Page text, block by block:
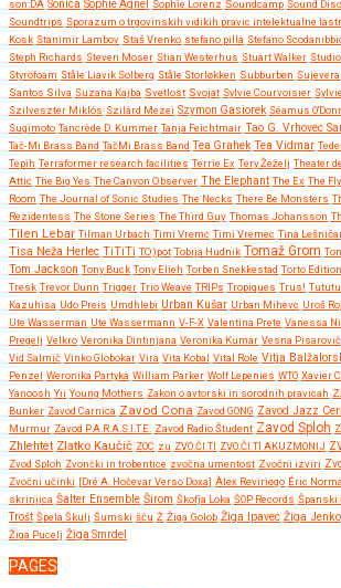
son:DA Sonica Sophie Agnel Sophie Lorenz Soundcamp Sound
Soundtrips Sporazum o trgovinskih vidikih pravic intelektualne
Kosk Stanimir Lambov Staš Vrenko stefano pilla Stefano
Steph Richards Steven Moser Stian Westerhus Stuart Walker Studio
Styröfoam Ståle Liavik Solberg Ståle Storløkken Subburben Sujevera
Santos Silva Suzana Kajba Svetlost Svojat Sylvie Courvoisier
Szilveszter Miklós Szilárd Mezei Szymon Gasiorek Séamus
Sugimoto Tancrède D. Kummer Tanja Feichtmair Tao G. Vrhovec
Tač-Mi Brass Band TačMi Brass Band Tea Grahek Tea Vidmar
Tepih Terraformer research facilities Terrie Ex Tery Žeželj Theater
Attic The Big Yes The Canyon Observer The Elephant The Ex The
Room The Journal of Sonic Studies The Necks There Be Monsters
Rezidentess The Stone Series The Third Guy Thomas Johansson
Tilen Lebar Tilman Urbach Timi Vremc Timi Vremec Tina
Tisa Neža Herlec TiTiTi TO)pot Tobija Hudnik Tomaž Grom
Tom Jackson Tony Buck Tony Elieh Torben Snekkestad Torto
Tresk Trevor Dunn Trigger Trio Weave TRIPs Tropiques Trus!
Kazuhisa Udo Preis Umdhlebi Urban Kušar Urban Mihevc Uroš
Ute Wasserman Ute Wassermann V-F-X Valentina Prete Vanessa
Pregelj Velkro Veronika Dintinjana Veronika Kumar Vesna Pisarovič
Vid Salmič Vinko Globokar Vira Vita Kobal Vital Role Vitja
Penzel Weronika Partyka William Parker Wolf Lepenies WTO Xavier
Yanoosh Yii Young Mothers Zakon o avtorski in sorodnih pravicah
Bunker Zavod Carnica Zavod Cona Zavod GONG Zavod Jazz
Murmur Zavod P.A.R.A.S.I.T.E. Zavod Radio Študent Zavod Sploh
Zhlehtet Zlatko Kaučič ZOC zu ZVO.ČI.TI ZVO.ČI.TI AKUZMONIJ
Zvod Sploh Zvončki in trobentice zvočna umentost Zvočni izviri
Zvočni učinki [Dré A. Hočevar Verso Doxa] Àlex Reviriego Éric
skrinjica Šalter Ensemble Širom Škofja Loka ŠOP Records Španski
Trošt Špela Škulj Šumski šču Ž Žiga Golob Žiga Ipavec Žiga Jenko
Žiga Pucelj Žiga Smrdel
PAGES